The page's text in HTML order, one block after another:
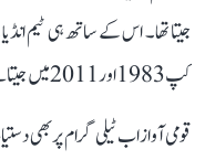
جیتا تھا۔ اس کے ساتھ ہی ٹیم
کپ 1983 اور 2011 میں جیتا ہے۔
قومی آواز اب ٹیلی گرام پر بھی